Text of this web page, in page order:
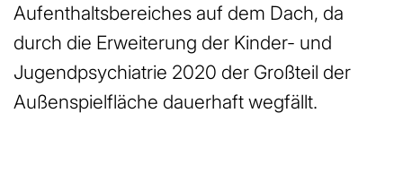
Aufenthaltsbereiches auf dem Dach, da
durch die Erweiterung der Kinder- und
Jugendpsychiatrie 2020 der Großteil der
Außenspielfläche dauerhaft wegfällt.